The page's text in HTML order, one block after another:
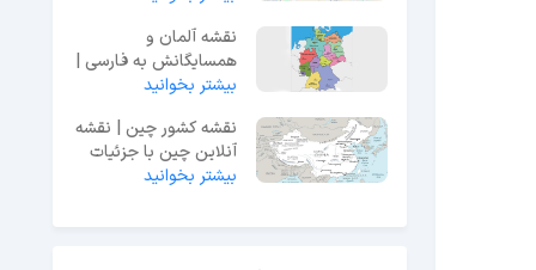
نقشه آلمان و
همسایگانش به فارسی |
اطلاعات جامع + عکس
بیشتر بخوانید
نقشه کشور چین | نقشه
آنلاین چین با جزئیات
دقیق
بیشتر بخوانید